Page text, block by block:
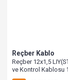
Reçber Kablo
Reçber 12x1,5
ve Kontrol Kablosu